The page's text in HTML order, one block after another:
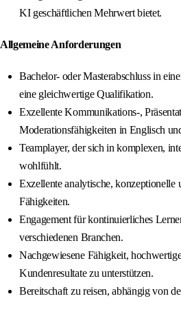
KI geschäftlichen Mehrwert bietet.
Allgemeine Anforderungen
Bachelor- oder Masterabschluss in
eine gleichwertige Qualifikation.
Exzellente Kommunikations-,
Moderationsfähigkeiten in Englisch
Teamplayer, der sich in komplexen,
wohlfühlt.
Exzellente analytische, konzeptionelle
Fähigkeiten.
Engagement für kontinuierliches
verschiedenen Branchen.
Nachgewiesene Fähigkeit,
Kundenresultate zu unterstützen.
Bereitschaft zu reisen, abhängig von